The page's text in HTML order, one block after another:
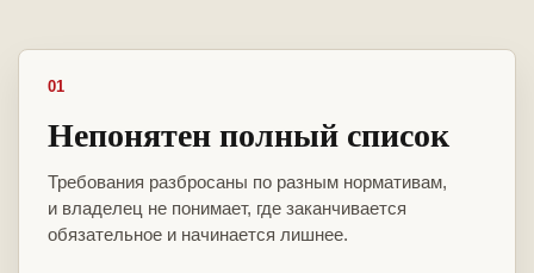
01
Непонятен полный список
Требования разбросаны по разным нормативам,
и владелец не понимает, где заканчивается
обязательное и начинается лишнее.